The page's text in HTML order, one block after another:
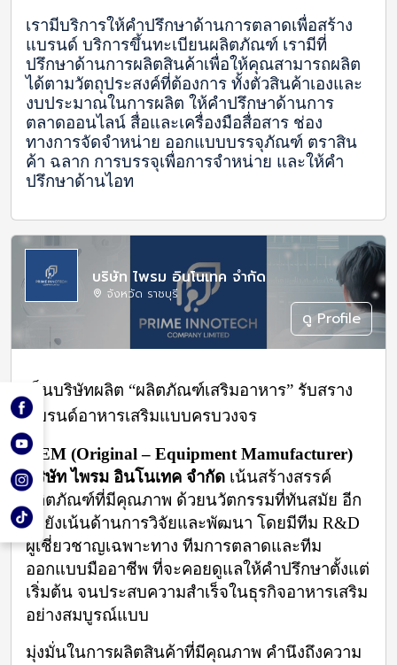
เรามีบริการให้คำปรึกษาด้านการตลาดเพื่อสร้าง
แบรนด์ บริการขึ้นทะเบียนผลิตภัณฑ์ เรามีที่
ปรึกษาด้านการผลิตสินค้าเพื่อให้คุณสามารถผลิต
ได้ตามวัตถุประสงค์ที่ต้องการ ทั้งตัวสินค้าเองและ
งบประมาณในการผลิต ให้คำปรึกษาด้านการ
ตลาดออนไลน์ สื่อและเครื่องมือสื่อสาร ช่อง
ทางการจัดจำหน่าย ออกแบบบรรจุภัณฑ์ ตราสิน
ค้า ฉลาก การบรรจุเพื่อการจำหน่าย และให้คำ
ปรึกษาด้านไอท
บริษัท ไพรม อินโนเทค จำกัด
จังหวัด ราชบุรี
ดู Profile
เป็นบริษัทผลิต “ผลิตภัณฑ์เสริมอาหาร” รับสราง
แบรนด์อาหารเสริมแบบครบวงจร
OEM (Original – Equipment Mamufacturer)
บริษัท ไพรม อินโนเทค จำกัด เน้นสร้างสรรค์
ผลิตภัณฑ์ที่มีคุณภาพ ด้วยนวัตกรรมที่ทันสมัย อีก
ทั้งยังเน้นด้านการวิจัยและพัฒนา โดยมีทีม R&D
ผู้เชี่ยวชาญเฉพาะทาง ทีมการตลาดและทีม
ออกแบบมืออาชีพ ที่จะคอยดูแลให้คำปรึกษาตั้งแต่
เริ่มต้น จนประสบความสำเร็จในธุรกิจอาหารเสริม
อย่างสมบูรณ์แบบ
มุ่งมั่นในการผลิตสินค้าที่มีคุณภาพ คำนึงถึงความ